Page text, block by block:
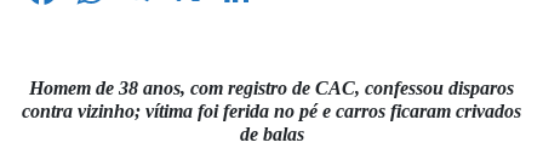
Homem de 38 anos, com registro de CAC, confessou disparos
contra vizinho; vítima foi ferida no pé e carros ficaram crivados
de balas